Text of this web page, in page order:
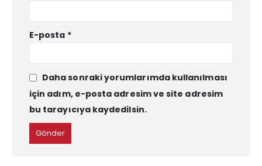
E-posta *
Daha sonraki yorumlarımda kullanılması
için adım, e-posta adresim ve site adresim
bu tarayıcıya kaydedilsin.